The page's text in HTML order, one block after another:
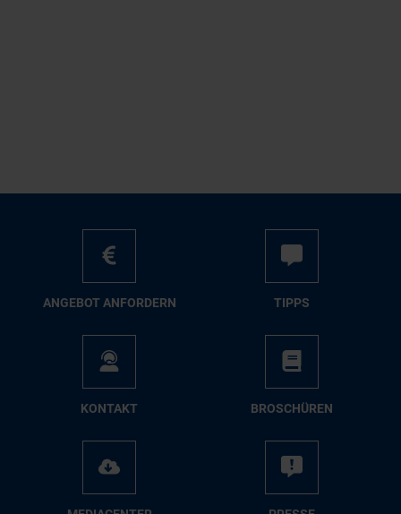
AN­GE­BOT AN­FOR­DERN TIPPS
KON­TAKT BRO­SCHÜ­REN